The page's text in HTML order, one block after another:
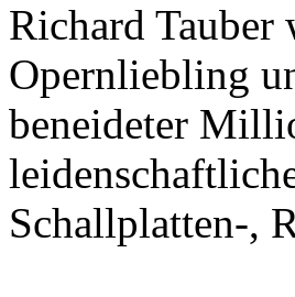
Richard Tauber
Opernliebling
beneideter
Schallplatten-,